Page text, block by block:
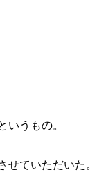
いうもの。
せていただいた。